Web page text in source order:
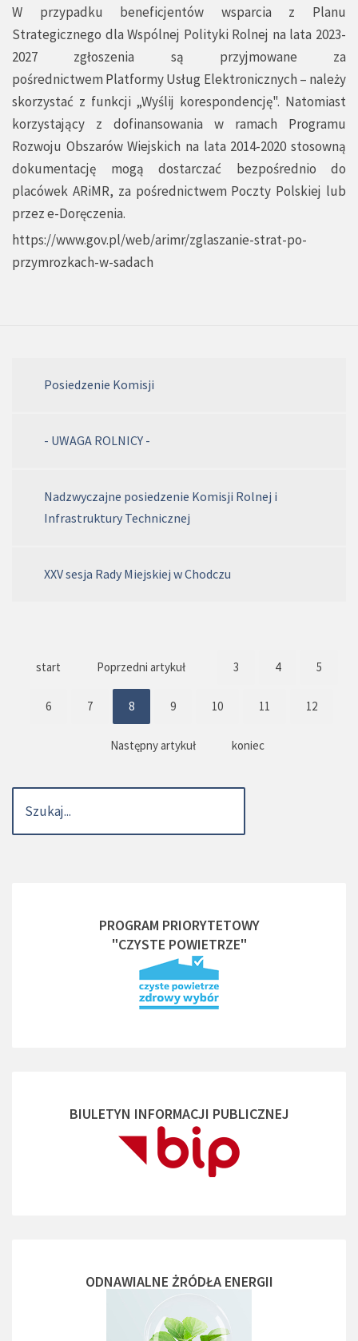
W przypadku beneficjentów wsparcia z Planu
Strategicznego dla Wspólnej Polityki Rolnej na lata 2023-
2027 zgłoszenia są przyjmowane za
pośrednictwem Platformy Usług Elektronicznych – należy
skorzystać z funkcji „Wyślij korespondencję". Natomiast
korzystający z dofinansowania w ramach Programu
Rozwoju Obszarów Wiejskich na lata 2014-2020 stosowną
dokumentację mogą dostarczać bezpośrednio do
placówek ARiMR, za pośrednictwem Poczty Polskiej lub
przez e-Doręczenia.
https://www.gov.pl/web/arimr/zglaszanie-strat-po-
przymrozkach-w-sadach
Posiedzenie Komisji
- UWAGA ROLNICY -
Nadzwyczajne posiedzenie Komisji Rolnej i
Infrastruktury Technicznej
XXV sesja Rady Miejskiej w Chodczu
start Poprzedni artykuł 3 4 5
6 7 8 9 10 11 12
Następny artykuł koniec
PROGRAM PRIORYTETOWY
"CZYSTE POWIETRZE"
BIULETYN INFORMACJI PUBLICZNEJ
ODNAWIALNE ŻRÓDŁA ENERGII